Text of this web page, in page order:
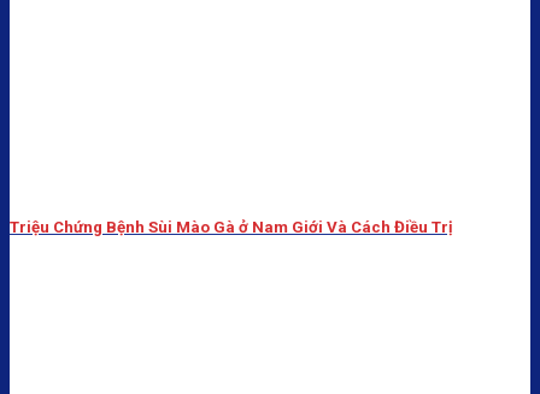
Triệu Chứng Bệnh Sùi Mào Gà ở Nam Giới Và Cách Điều Trị